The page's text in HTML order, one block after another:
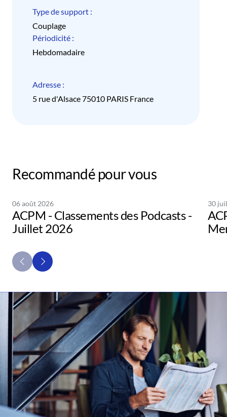
Type de support :
Couplage
Périodicité :
Hebdomadaire
Adresse :
5 rue d'Alsace 75010 PARIS France
Recommandé pour vous
06 août 2026
ACPM - Classements des Podcasts -
Juillet 2026
30